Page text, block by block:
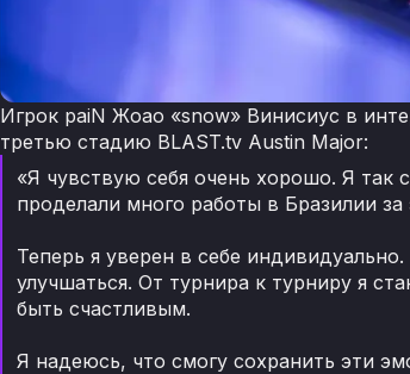
Игрок paiN Жоао «snow» Винисиус в
третью стадию BLAST.tv Austin Major:
«Я чувствую себя очень хорошо. Я
проделали много работы в Бразилии
Теперь я уверен в себе
улучшаться. От турнира к турниру я
быть счастливым.
Я надеюсь, что смогу сохранить эти